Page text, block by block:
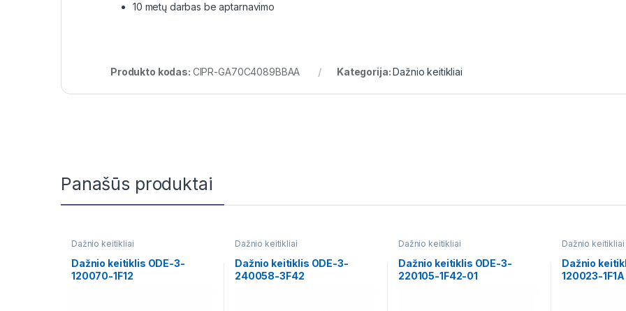
10 metų darbas be aptarnavimo
Produkto kodas: CIPR-GA70C4089BBAA Kategorija:Dažnio keitikliai
Panašūs produktai
Dažnio keitikliai
Dažnio keitiklis ODE-3-
120070-1F12
Dažnio keitikliai
Dažnio keitiklis ODE-3-
240058-3F42
Dažnio keitikliai
Dažnio keitiklis ODE-3-
220105-1F42-01
Dažnio keitikliai
Dažnio
120023-1F1A